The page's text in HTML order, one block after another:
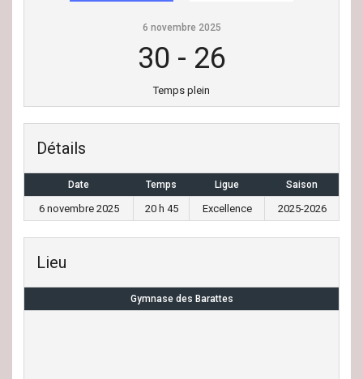
6 novembre 2025
30 - 26
Temps plein
Détails
Date Temps Ligue Saison
6 novembre 2025 20 h 45 Excellence 2025-2026
Lieu
Gymnase des Barattes